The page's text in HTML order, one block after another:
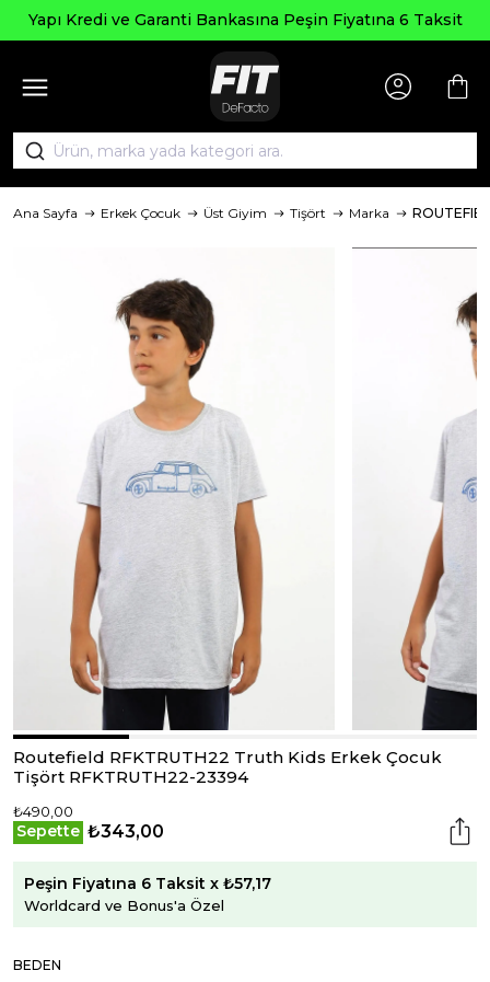
Yapı Kredi ve Garanti Bankasına Peşin Fiyatına 6 Taksit
Ana Sayfa Erkek Çocuk Üst Giyim Tişört Marka
Routefield RFKTRUTH22 Truth Kids Erkek Çocuk
Tişört RFKTRUTH22-23394
₺490,00
Sepette ₺343,00
Peşin Fiyatına 6 Taksit x ₺57,17
Worldcard ve Bonus'a Özel
BEDEN